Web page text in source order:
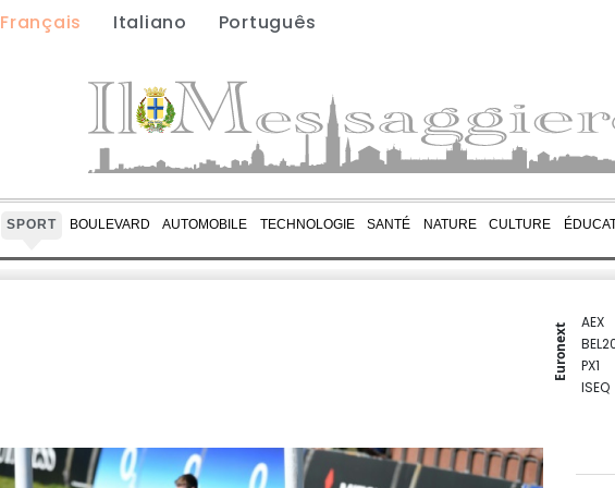
Français Italiano Português
SPORT BOULEVARD AUTOMOBILE TECHNOLOGIE SANTÉ NATURE CULTURE
Euronext
AEX
PX1
ISEQ